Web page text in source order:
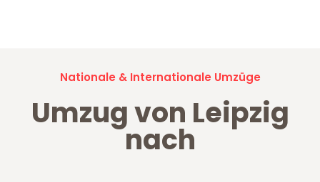
Nationale & Internationale Umzüge
Umzug von Leipzig
nach